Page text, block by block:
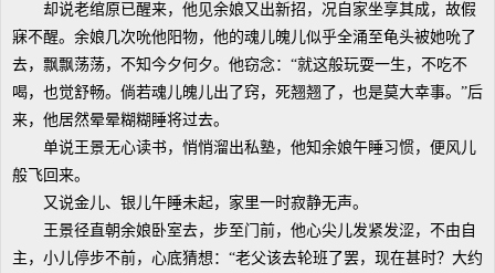
却说老绾原已醒来，他见余娘又出新招，况自家坐享其成，故假
寐不醒。余娘几次吮他阳物，他的魂儿魄儿似乎全涌至龟头被她吮了
去，飘飘荡荡，不知今夕何夕。他窃念：“就这般玩耍一生，不吃不
喝，也觉舒畅。倘若魂儿魄儿出了窍，死翘翘了，也是莫大幸事。”后
来，他居然晕晕糊糊睡将过去。
单说王景无心读书，悄悄溜出私塾，他知余娘午睡习惯，便风儿
般飞回来。
又说金儿、银儿午睡未起，家里一时寂静无声。
王景径直朝余娘卧室去，步至门前，他心尖儿发紧发涩，不由自
主，小儿停步不前，心底猜想：“老父该去轮班了罢，现在甚时？大约